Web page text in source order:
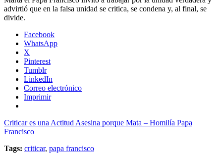
advirtió que en la falsa unidad se critica, se condena y, al final, se
divide.
Facebook
WhatsApp
X
Pinterest
Tumblr
LinkedIn
Correo electrónico
Imprimir
Criticar es una Actitud Asesina porque Mata – Homilía Papa
Francisco
Tags: criticar, papa francisco